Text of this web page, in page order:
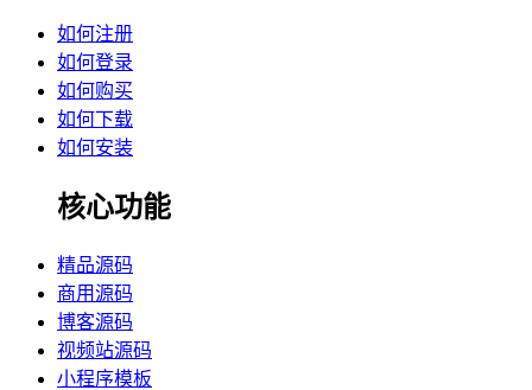
如何注册
如何登录
如何购买
如何下载
如何安装
核心功能
精品源码
商用源码
博客源码
视频站源码
小程序模板